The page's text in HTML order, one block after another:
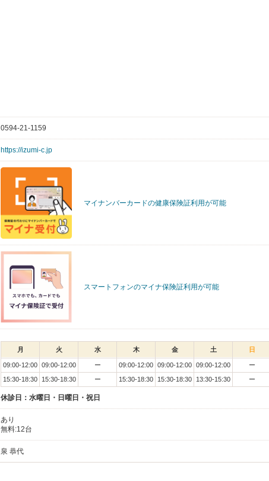
0594-21-1159
https://izumi-c.jp
マイナンバーカードの健康保険証利用が可能
スマートフォンのマイナ保険証利用が可能
月 火 水 木 金 土 日
09:00-12:00 09:00-12:00 ー 09:00-12:00 09:00-12:00 09:00-12:00 ー
15:30-18:30
15:30-18:30 ー 15:30-18:30 15:30-18:30 13:30-15:30 ー
休診日：水曜日・日曜日・祝日
あり
無料:12台
泉 恭代